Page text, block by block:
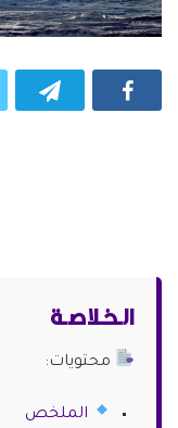
الـخـلاصـة
محتويات:
الملخص